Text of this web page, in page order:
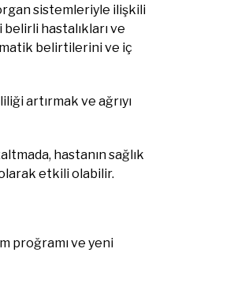
sistemleriyle ilişkili
hastalıkları ve
belirtilerini ve iç
artırmak ve ağrıyı
hastanın sağlık
etkili olabilir.
proğramı ve yeni